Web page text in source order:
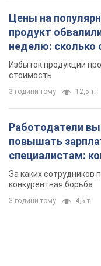
Цены на
продукт
неделю: сколько
Избыток продукции
стоимость
3 години тому 12,5 т.
Работодатели
повышать
специалистам:
не хватает на
За каких сотрудников
конкурентная борьба
3 години тому 4,5 т.